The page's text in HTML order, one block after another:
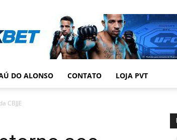
DO ALONSO CONTATO LOJA PVT
CBJJE